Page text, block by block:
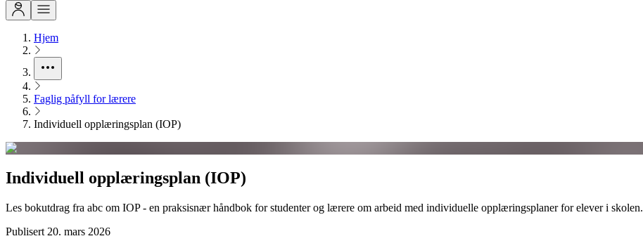
Hjem
Faglig påfyll for lærere
Individuell opplæringsplan (IOP)
Individuell opplæringsplan (IOP)
Les bokutdrag fra abc om IOP - en praksisnær håndbok for studenter og lærere om arbeid med individuelle opplæringsplaner for elever i skolen.
Publisert 20. mars 2026